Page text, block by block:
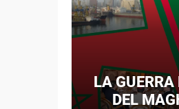
LA GUERRA
DEL